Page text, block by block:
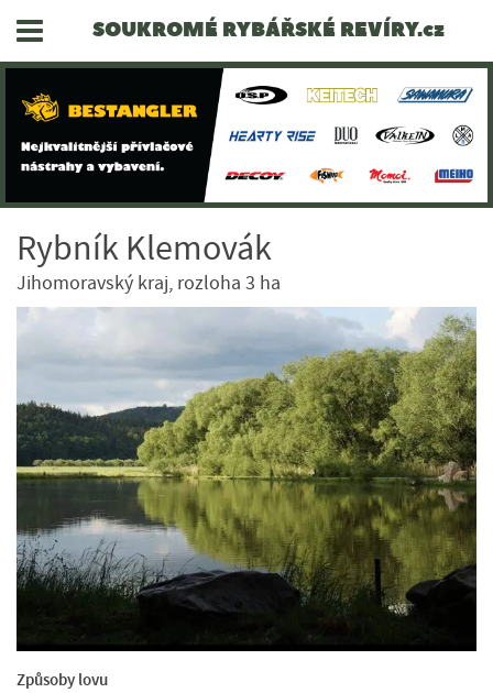
SOUKROMÉ RYBÁŘSKÉ REVÍRY.cz
Rybník Klemovák
Jihomoravský kraj, rozloha 3 ha
Způsoby lovu